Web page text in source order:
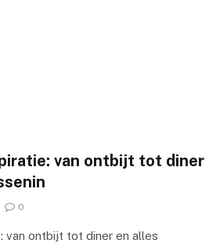
van ontbijt tot diner
0
van ontbijt tot diner en alles